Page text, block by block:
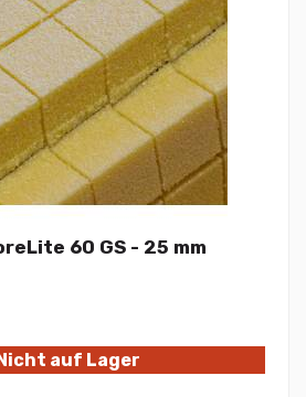
60 GS - 25 mm
Nicht auf Lager